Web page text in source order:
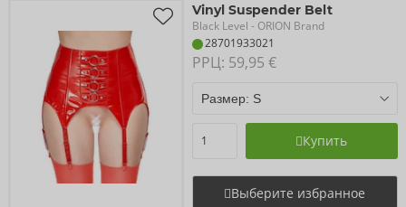
Vinyl Suspender Belt
Black Level - ORION Brand
28701933021
РРЦ: 59,95 €
Купить
Выберите избранное